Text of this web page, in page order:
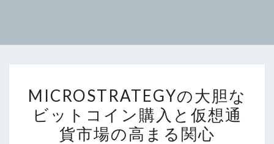
の
大
胆
MICROSTRATEGYの大胆な
ビットコイン購入と仮想通
貨市場の高まる関心